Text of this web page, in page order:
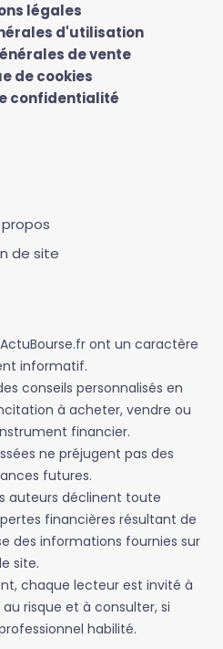
légales
d'utilisation
de vente
de cookies
confidentialité
de site
ont un caractère
informatif.
conseils personnalisés en
à acheter, vendre ou
financier.
ne préjugent pas des
futures.
auteurs déclinent toute
financières résultant de
des informations fournies sur
le site.
chaque lecteur est invité à
risque et à consulter, si
habilité.